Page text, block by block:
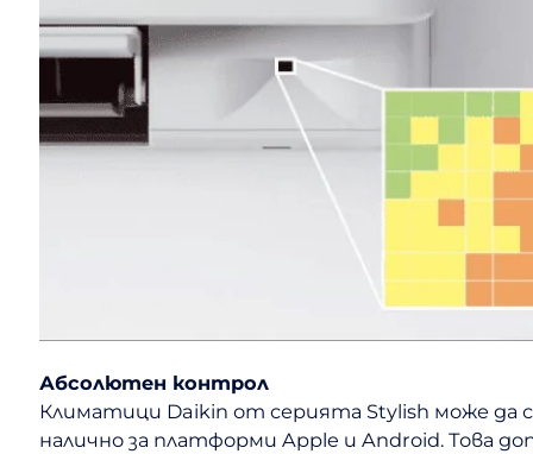
Абсолютен контрол
Климатици Daikin от серията Stylish може да
налично за платформи Apple и Android. Това